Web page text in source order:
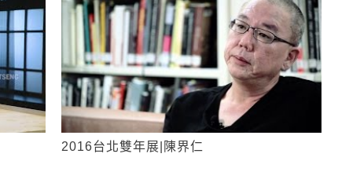
2016台北雙年展|陳界仁